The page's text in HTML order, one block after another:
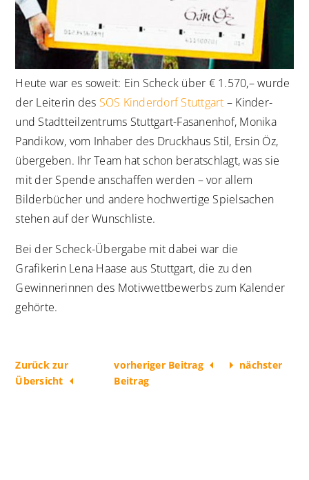
Heute war es soweit: Ein Scheck über € 1.570,– wurde
der Leiterin des SOS Kinderdorf Stuttgart – Kinder-
und Stadtteilzentrums Stuttgart-Fasanenhof, Monika
Pandikow, vom Inhaber des Druckhaus Stil, Ersin Öz,
übergeben. Ihr Team hat schon beratschlagt, was sie
mit der Spende anschaffen werden – vor allem
Bilderbücher und andere hochwertige Spielsachen
stehen auf der Wunschliste.
Bei der Scheck-Übergabe mit dabei war die
Grafikerin Lena Haase aus Stuttgart, die zu den
Gewinnerinnen des Motivwettbewerbs zum Kalender
gehörte.
Zurück zur
Übersicht
vorheriger Beitrag
nächster
Beitrag